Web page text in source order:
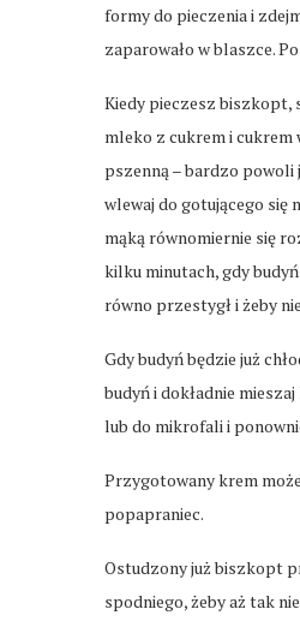
formy do pieczenia i
zaparowało w blaszce.
Kiedy pieczesz biszkopt,
mleko z cukrem i cukrem
pszenną – bardzo powoli
wlewaj do gotującego się
mąką równomiernie się
kilku minutach, gdy
równo przestygł i żeby
Gdy budyń będzie już
budyń i dokładnie
lub do mikrofali i
Przygotowany krem
popapraniec.
Ostudzony już biszkopt
spodniego, żeby aż tak